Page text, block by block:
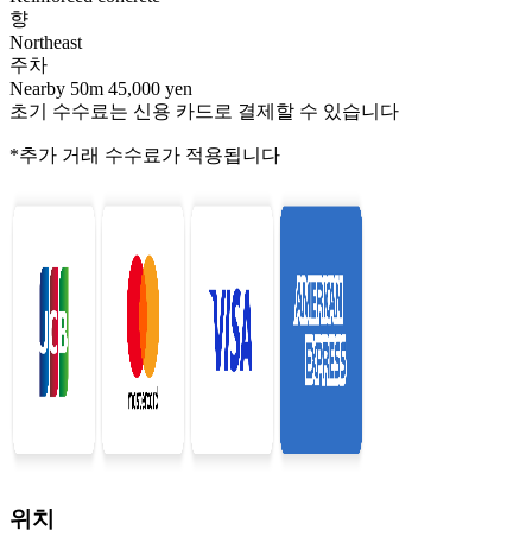
향
Northeast
주차
Nearby 50m 45,000 yen
초기 수수료는 신용 카드로 결제할 수 있습니다
*추가 거래 수수료가 적용됩니다
위치